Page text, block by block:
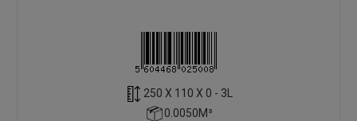
250 X 110 X 0 - 3L
0.0050M³